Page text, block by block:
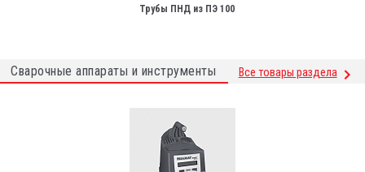
Трубы ПНД из ПЭ 100
Сварочные аппараты и инструменты Все товары раздела